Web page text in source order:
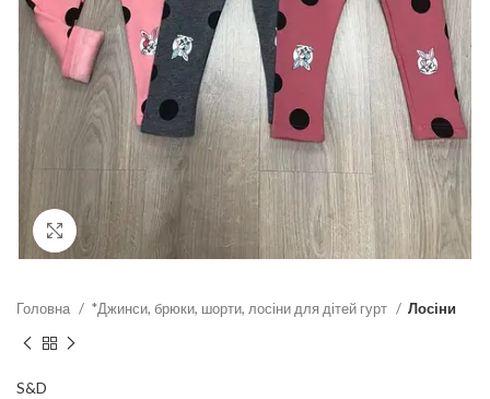
Click to enlarge
Головна *Джинси, брюки, шорти, лосіни для дітей гурт Лосіни
S&D